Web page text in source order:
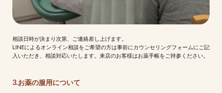
相談日時が決まり次第、ご連絡差し上げます。
LINEによるオンライン相談をご希望の方は事前にカウンセリングフォームにご記
入いただき、相談対応いたします。来店のお客様はお薬手帳をご持参ください。
3.お薬の服用について